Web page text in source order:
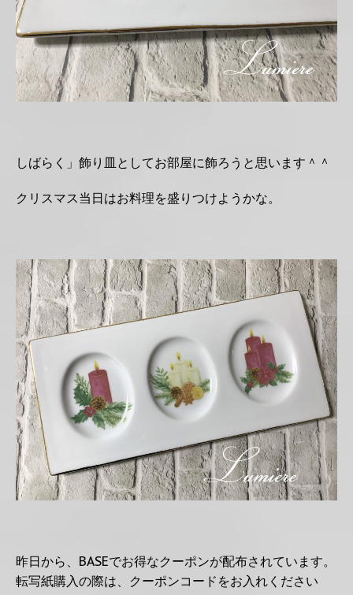
しばらく」飾り皿としてお部屋に飾ろうと思います＾＾
クリスマス当日はお料理を盛りつけようかな。
昨日から、BASEでお得なクーポンが配布されています。
転写紙購入の際は、クーポンコードをお入れください